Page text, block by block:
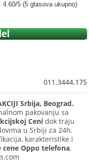
4.60/5 (5 glasova ukupno)
011.3444.175
Srbija, Beograd.
pakovanju sa
Ceni dok traju
u Srbiji za 24h.
karakteristike i
Oppo telefona.